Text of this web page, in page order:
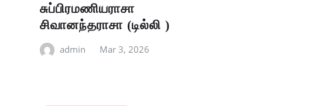
சுப்பிரமணியராசா
சிவானந்தராசா (டில்லி )
admin Mar 3, 2026